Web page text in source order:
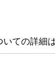
いての詳細